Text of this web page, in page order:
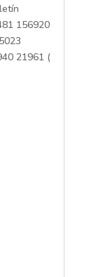
156920
21961 (